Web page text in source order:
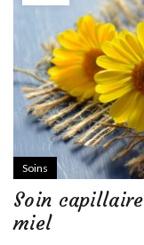
Soins
Soin
miel